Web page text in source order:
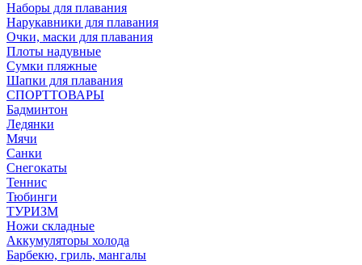
Наборы для плавания
Нарукавники для плавания
Очки, маски для плавания
Плоты надувные
Сумки пляжные
Шапки для плавания
СПОРТТОВАРЫ
Бадминтон
Ледянки
Мячи
Санки
Снегокаты
Теннис
Тюбинги
ТУРИЗМ
Ножи складные
Аккумуляторы холода
Барбекю, гриль, мангалы